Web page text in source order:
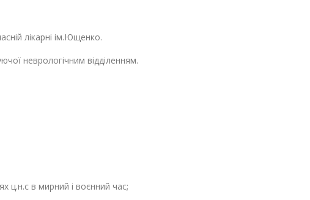
лікарні ім.Ющенко.
неврологічним відділенням.
ц.н.с в мирний і воєнний час;